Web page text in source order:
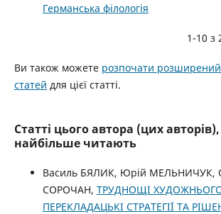
Германська філологія
1-10 з
Ви також можете розпочати
статей для цієї статті.
Статті цього автора (цих авторів),
найбільше читають
Василь БЯЛИК, Юрій МЕЛЬНИЧУК,
СОРОЧАН, ТРУДНОЩІ
ПЕРЕКЛАДАЦЬКІ СТРАТЕГІЇ ТА